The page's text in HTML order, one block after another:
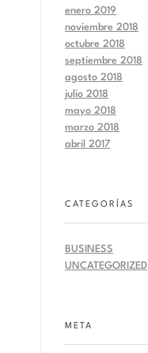
enero 2019
noviembre 2018
octubre 2018
septiembre 2018
agosto 2018
julio 2018
mayo 2018
marzo 2018
abril 2017
CATEGORÍAS
BUSINESS
UNCATEGORIZED
META